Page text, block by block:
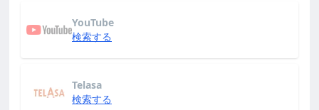
YouTube
検索する
Telasa
検索する